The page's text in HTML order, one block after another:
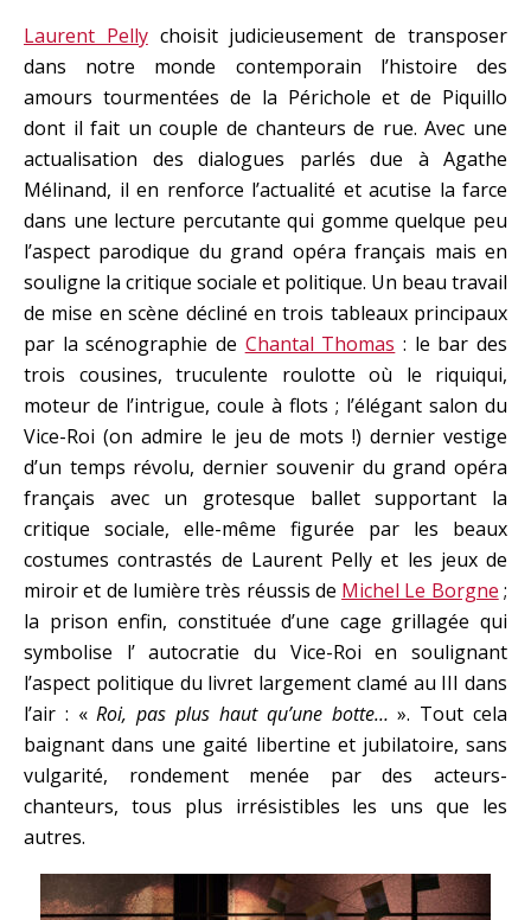
Laurent Pellychoisit judicieusement de transposer
dans notre monde contemporain l’histoire des
amours tourmentées de la Périchole et de Piquillo
dont il fait un couple de chanteurs de rue. Avec une
actualisation des dialogues parlés due à Agathe
Mélinand, il en renforce l’actualité et acutise la farce
dans une lecture percutante qui gomme quelque peu
l’aspect parodique du grand opéra français mais en
souligne la critique sociale et politique. Un beau travail
de mise en scène décliné en trois tableaux principaux
par la scénographie de Chantal Thomas : le bar des
trois cousines, truculente roulotte où le riquiqui,
moteur de l’intrigue, coule à flots ; l’élégant salon du
Vice-Roi (on admire le jeu de mots !) dernier vestige
d’un temps révolu, dernier souvenir du grand opéra
français avec un grotesque ballet supportant la
critique sociale, elle-même figurée par les beaux
costumes contrastés de Laurent Pelly et les jeux de
miroir et de lumière très réussis de Michel Le Borgne ;
la prison enfin, constituée d’une cage grillagée qui
symbolise l’ autocratie du Vice-Roi en soulignant
l’aspect politique du livret largement clamé au III dans
l’air : «Roi, pas plus haut qu’une botte…». Tout cela
baignant dans une gaité libertine et jubilatoire, sans
vulgarité, rondement menée par des acteurs-
chanteurs, tous plus irrésistibles les uns que les
autres.